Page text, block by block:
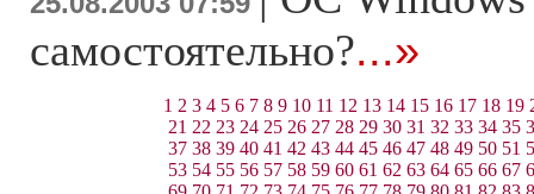
самостоятельно?...»
1 2 3 4 5 6 7 8 9 10 11 12 13 14 15 16 17 18 19
21 22 23 24 25 26 27 28 29 30 31 32 33 34 35
37 38 39 40 41 42 43 44 45 46 47 48 49 50 51
53 54 55 56 57 58 59 60 61 62 63 64 65 66 67